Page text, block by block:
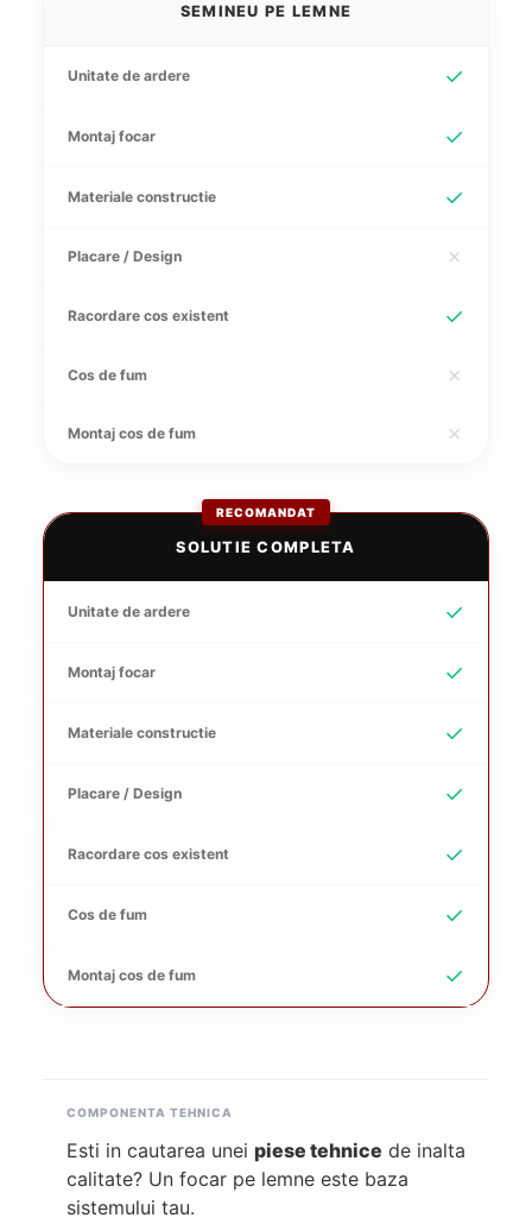
SEMINEU PE LEMNE
Unitate de ardere ✓
Montaj focar ✓
Materiale constructie ✓
Placare / Design ✗
Racordare cos existent ✓
Cos de fum ✗
Montaj cos de fum ✗
RECOMANDAT
SOLUTIE COMPLETA
Unitate de ardere ✓
Montaj focar ✓
Materiale constructie ✓
Placare / Design ✓
Racordare cos existent ✓
Cos de fum ✓
Montaj cos de fum ✓
COMPONENTA TEHNICA
Esti in cautarea unei piese tehnice de inalta
calitate? Un focar pe lemne este baza
sistemului tau.